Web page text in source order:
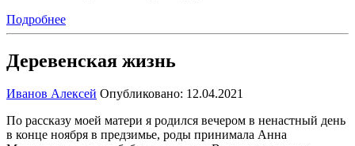
Подробнее
Деревенская жизнь
Иванов Алексей Опубликовано: 12.04.2021
По рассказу моей матери я родился вечером в ненастный день
в конце ноября в предзимье, роды принимала Анна